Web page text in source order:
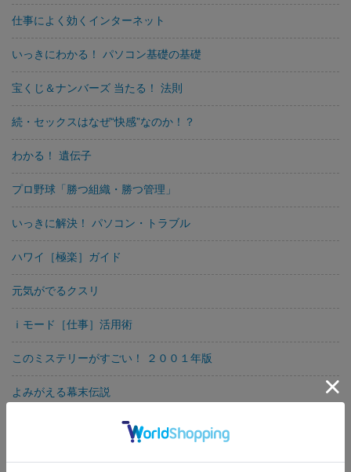
仕事によく効くインターネット
いっきにわかる！ パソコン基礎の基礎
宝くじ＆ナンバーズ 当たる！ 法則
続・セックスはなぜ“快感”なのか！？
わかる！ 遺伝子
プロ野球「勝つ組織・勝つ管理」
いっきに解決！ パソコン・トラブル
ハワイ［極楽］ガイド
元気がでるクスリ
ｉモード［仕事］活用術
このミステリーがすごい！ ２００１年版
よみがえる幕末伝説
軍事シミュレーション 自衛隊“本土防衛”
ウィンドウズの“超便利ワザ”１４０Ｗｉｎｄｏｗｓ Ｍｅ対応